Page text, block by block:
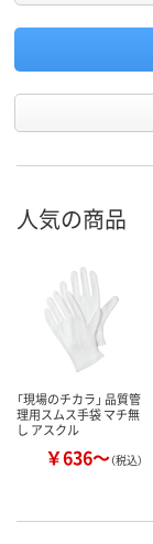
人気の商品
「現場のチカラ」 品質管
理用スムス手袋 マチ無
し アスクル
￥636～（税込）